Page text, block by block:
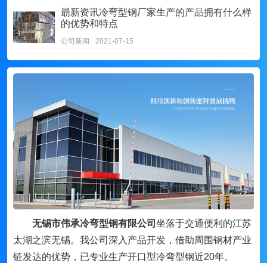
朂新资讯冷弯型钢厂家生产的产品拥有什么样
的优势和特点
公司新闻 2021-07-15
无锡市伟承冷弯型钢有限公司 坐落于交通便利的江苏
太湖之滨无锡。我公司深入产品开发，借助周围钢材产业
链发达的优势，已专业生产开口型冷弯型钢近20年。